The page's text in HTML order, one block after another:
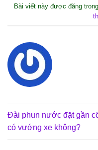
Bài viết này được đăng trong
Đài phun nước đặt gần
có vướng xe không?